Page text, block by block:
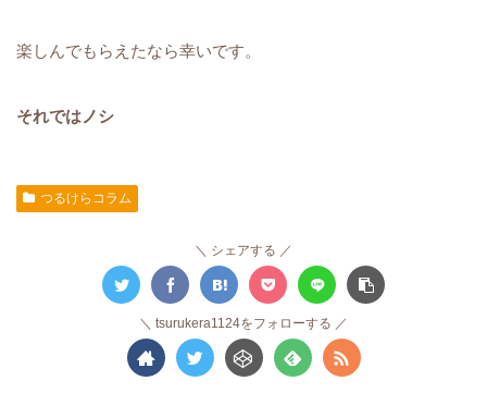
楽しんでもらえたなら幸いです。
それではノシ
つるけらコラム
シェアする
tsurukera1124をフォローする